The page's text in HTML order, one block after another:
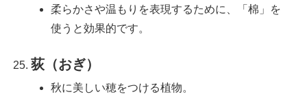
柔らかさや温もりを表現するために、「棉」を
使うと効果的です。
荻（おぎ）
秋に美しい穂をつける植物。